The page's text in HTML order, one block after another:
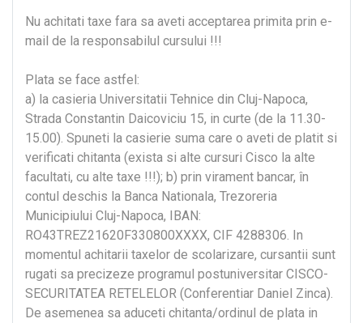
Nu achitati taxe fara sa aveti acceptarea primita prin e-
mail de la responsabilul cursului !!!
Plata se face astfel:
a) la casieria Universitatii Tehnice din Cluj-Napoca,
Strada Constantin Daicoviciu 15, in curte (de la 11.30-
15.00). Spuneti la casierie suma care o aveti de platit si
verificati chitanta (exista si alte cursuri Cisco la alte
facultati, cu alte taxe !!!); b) prin virament bancar, în
contul deschis la Banca Nationala, Trezoreria
Municipiului Cluj-Napoca, IBAN:
RO43TREZ21620F330800XXXX, CIF 4288306. In
momentul achitarii taxelor de scolarizare, cursantii sunt
rugati sa precizeze programul postuniversitar CISCO-
SECURITATEA RETELELOR (Conferentiar Daniel Zinca).
De asemenea sa aduceti chitanta/ordinul de plata in